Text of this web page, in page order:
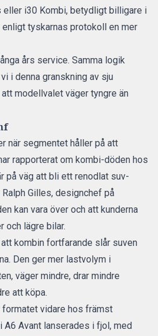
eller i30 Kombi, betydligt billigare i
tyskarnas protokoll en mer
års service. Samma logik
i denna granskning av sju
modellvalet väger tyngre än
när segmentet håller på att
rapporterat om kombi-döden hos
på väg att bli ett renodlat suv-
Gilles, designchef på
kan vara över och att kunderna
och lägre bilar.
kombin fortfarande slår suven
Den ger mer lastvolym i
väger mindre, drar mindre
att köpa.
vidare hos främst
A6 Avant lanserades i fjol, med